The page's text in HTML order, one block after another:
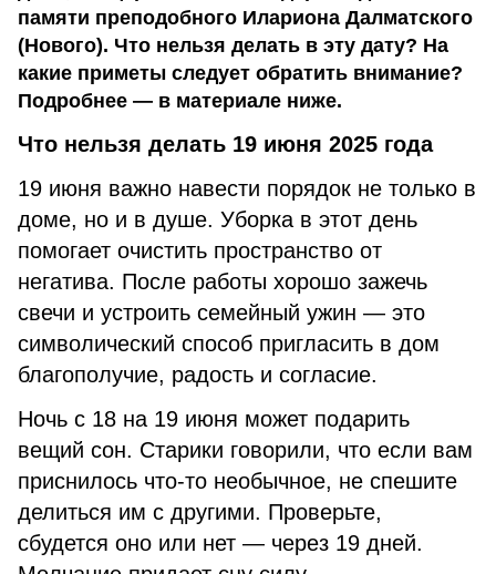
памяти преподобного Илариона Далматского
(Нового). Что нельзя делать в эту дату? На
какие приметы следует обратить внимание?
Подробнее — в материале ниже.
Что нельзя делать 19 июня 2025 года
19 июня важно навести порядок не только в
доме, но и в душе. Уборка в этот день
помогает очистить пространство от
негатива. После работы хорошо зажечь
свечи и устроить семейный ужин — это
символический способ пригласить в дом
благополучие, радость и согласие.
Ночь с 18 на 19 июня может подарить
вещий сон. Старики говорили, что если вам
приснилось что-то необычное, не спешите
делиться им с другими. Проверьте,
сбудется оно или нет — через 19 дней.